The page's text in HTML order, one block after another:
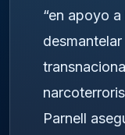
“en apoyo
Parnell